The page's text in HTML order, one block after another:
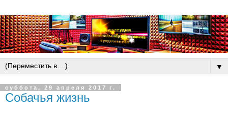
▼
суббота, 29 апреля 2017 г.
Собачья жизнь